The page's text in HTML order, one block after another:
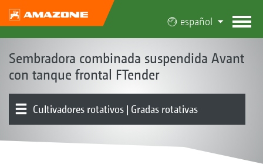
español
Sembradora combinada suspendida Avant
con tanque frontal FTender
Cultivadores rotativos | Gradas rotativas